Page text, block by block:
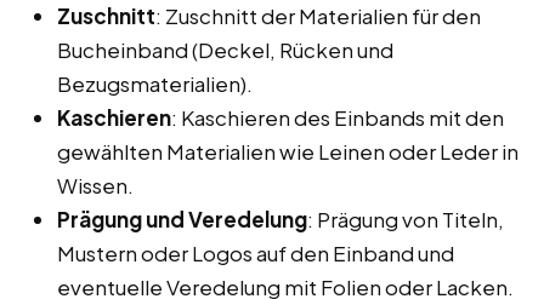
Zuschnitt: Zuschnitt der Materialien für den
Bucheinband (Deckel, Rücken und
Bezugsmaterialien).
Kaschieren: Kaschieren des Einbands mit den
gewählten Materialien wie Leinen oder Leder in
Wissen.
Prägung und Veredelung: Prägung von Titeln,
Mustern oder Logos auf den Einband und
eventuelle Veredelung mit Folien oder Lacken.